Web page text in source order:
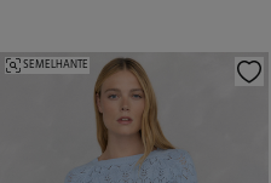
SEMELHANTE